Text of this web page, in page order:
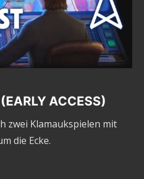
ACCESS)
zwei Klamaukspielen mit
die Ecke.